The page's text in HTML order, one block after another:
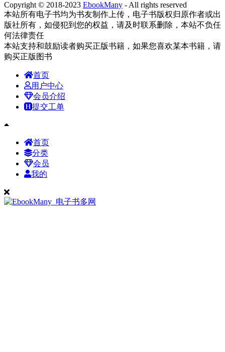
Copyright © 2018-2023 EbookMany - All rights reserved
本站所有电子书均为书友制作上传，电子书版权归原作者或出
版社所有，如侵犯到您的权益，请及时联系删除，本站不负任
何法律责任
本站支持和鼓励读者购买正版书籍，如果您喜欢某本书籍，请
购买正版图书
首页
用户中心
会员介绍
提交工单
首页
分类
会员
我的